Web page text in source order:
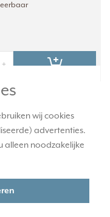
wij cookies
advertenties.
alleen noodzakelijke
+